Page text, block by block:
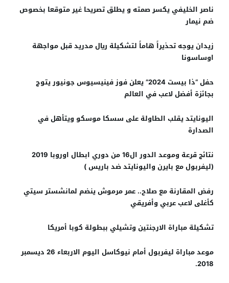
ناصر الخليفي يكسر صمته و يطلق تصريحا غير متوقعا بخصوص
ضم نيمار
زيدان يوجه تحذيراً هاماً لتشكيلة ريال مدريد قبل مواجهة
اوساسونا
حفل “ذا بيست 2024” يعلن فوز فينيسيوس جونيور يتوج
بجائزة أفضل لاعب في العالم
اليونايتد يقلب الطاولة على سسكا موسكو ويتأهل في
الصدارة
نتائج قرعة وموعد الدور ال16 من دوري ابطال اوروبا 2019
(ليفربول مع بايرن واليونايتد ضد باريس )
رفض المقارنة مع صلاح.. عمر مرموش ينضم لمانشستر سيتي
كأغلى لاعب عربي وأفريقي
تشكيلة مباراة الارجنتين وتشيلي ببطولة كوبا أمريكا
موعد مباراة ليفربول أمام نيوكاسل اليوم الاربعاء 26 ديسمبر
2018.